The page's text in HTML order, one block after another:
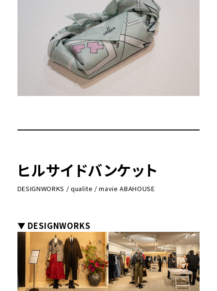
ヒルサイドバンケット
DESIGNWORKS / qualite / mavie ABAHOUSE
▼ DESIGNWORKS